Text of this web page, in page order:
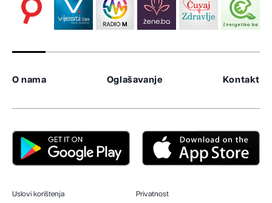
O nama Oglašavanje Kontakt
Uslovi korištenja Privatnost